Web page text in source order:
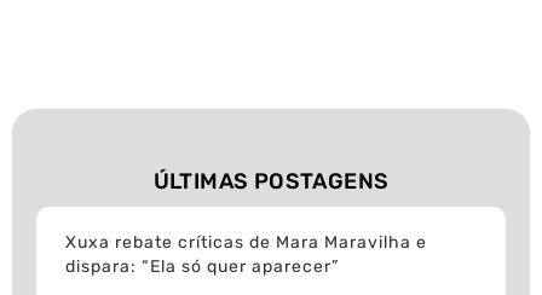
ÚLTIMAS POSTAGENS
Xuxa rebate críticas de Mara Maravilha e
dispara: “Ela só quer aparecer”